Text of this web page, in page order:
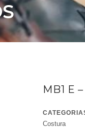
MB1 E
Costura